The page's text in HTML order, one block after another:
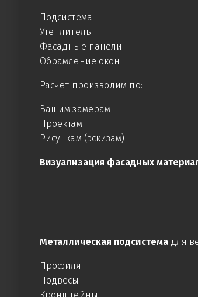
Подсистема
Утеплитель
Фасадные панели
Обрамление окон
Расчет производим по:
Вашим замерам
Проектам
Рисункам (эскизам)
Визуализация фасадных
Металлическая подсистемадля
Профиля
Подвесы